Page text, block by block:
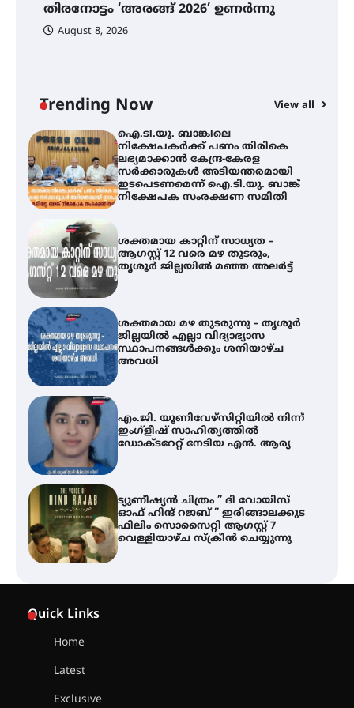
തിരനോട്ടം ‘അരങ്ങ് 2026’ ഉണർന്നു
August 8, 2026
Trending Now View all
ഇടപെടണമെന്ന് ഐ.ടി.യു. ബാങ്ക്
നിക്ഷേപക സംരക്ഷണ സമിതി
ശക്തമായ കാറ്റിന് സാധ്യത –
ആഗസ്റ്റ് 12 വരെ മഴ തുടരും,
തൃശൂർ ജില്ലയിൽ മഞ്ഞ അലർട്ട്
ശക്തമായ മഴ തുടരുന്നു – തൃശൂർ
ജില്ലയിൽ എല്ലാ വിദ്യാഭ്യാസ
സ്ഥാപനങ്ങൾക്കും ശനിയാഴ്ച
അവധി
എം.ജി. യൂണിവേഴ്‌സിറ്റിയിൽ നിന്ന്
ഇംഗ്ളീഷ് സാഹിത്യത്തിൽ
ഡോക്ടറേറ്റ് നേടിയ എൻ. ആര്യ
ട്യുണീഷ്യൻ ചിത്രം ” ദി വോയിസ്
ഓഫ് ഹിന്ദ് റജബ് ” ഇരിങ്ങാലക്കുട
ഫിലിം സൊസൈറ്റി ആഗസ്റ്റ് 7
വെള്ളിയാഴ്ച സ്‌ക്രീൻ ചെയ്യുന്നു
തിരനോട്ടം ‘അരങ്ങ് 2026’ ഉണർന്നു
Quick Links
Home
Latest
Exclusive